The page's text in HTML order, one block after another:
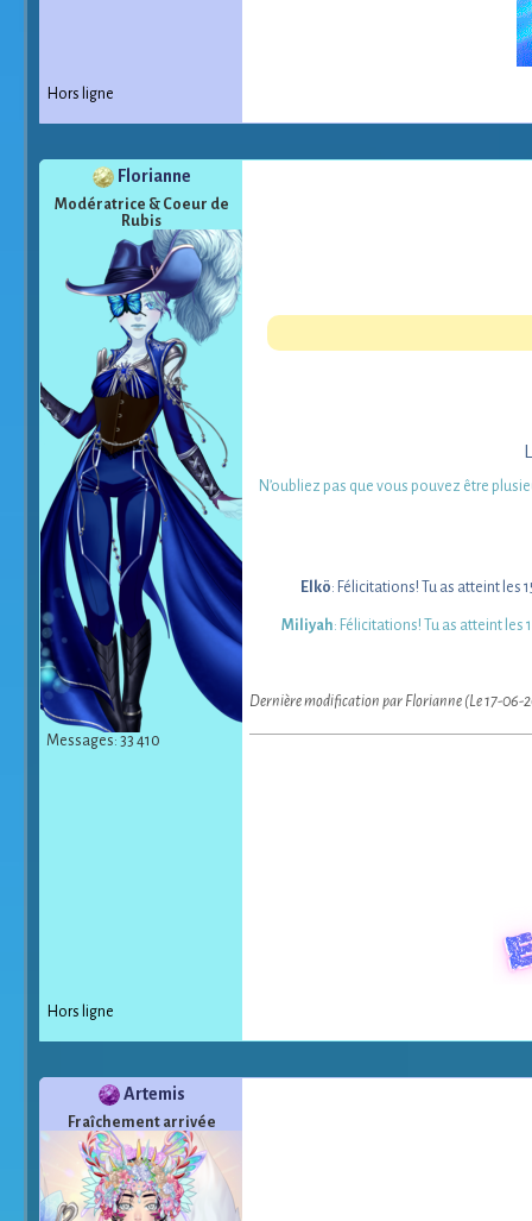
Hors ligne
Florianne
Modératrice & Coeur de
Rubis
Messages: 33 410
N’oubliez pas que vous pouvez être
Elkö: Félicitations! Tu as atteint les
Miliyah: Félicitations! Tu as atteint
Dernière modification par Florianne (Le 17-06-
Hors ligne
Artemis
Fraîchement arrivée